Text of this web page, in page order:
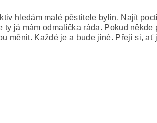
hledám malé pěstitele bylin. Najít
já mám odmalička ráda. Pokud
měnit. Každé je a bude jiné. Přeji si,